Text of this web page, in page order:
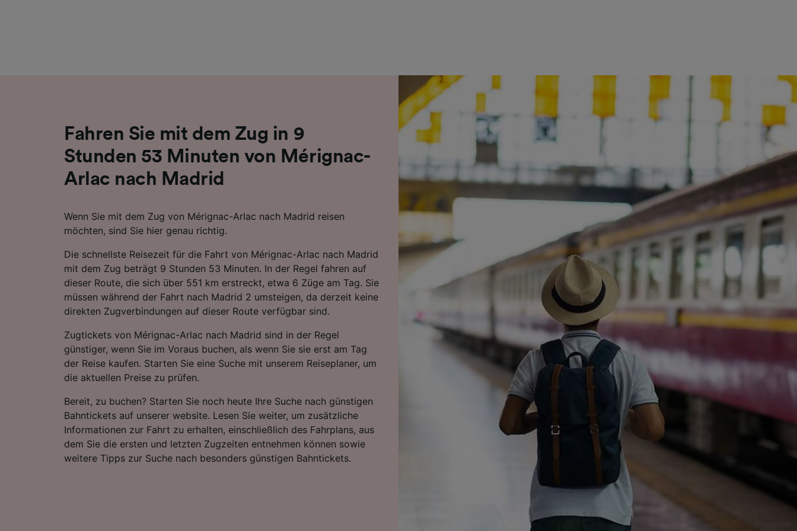
Fahren Sie mit dem Zug in 9
Stunden 53 Minuten von Mérignac-
Arlac nach Madrid
Wenn Sie mit dem Zug von Mérignac-Arlac nach Madrid reisen
möchten, sind Sie hier genau richtig.
Die schnellste Reisezeit für die Fahrt von Mérignac-Arlac nach Madrid
mit dem Zug beträgt 9 Stunden 53 Minuten. In der Regel fahren auf
dieser Route, die sich über 551 km erstreckt, etwa 6 Züge am Tag. Sie
müssen während der Fahrt nach Madrid 2 umsteigen, da derzeit keine
direkten Zugverbindungen auf dieser Route verfügbar sind.
Zugtickets von Mérignac-Arlac nach Madrid sind in der Regel
günstiger, wenn Sie im Voraus buchen, als wenn Sie sie erst am Tag
der Reise kaufen. Starten Sie eine Suche mit unserem Reiseplaner, um
die aktuellen Preise zu prüfen.
Bereit, zu buchen? Starten Sie noch heute Ihre Suche nach günstigen
Bahntickets auf unserer website. Lesen Sie weiter, um zusätzliche
Informationen zur Fahrt zu erhalten, einschließlich des Fahrplans, aus
dem Sie die ersten und letzten Zugzeiten entnehmen können sowie
weitere Tipps zur Suche nach besonders günstigen Bahntickets.